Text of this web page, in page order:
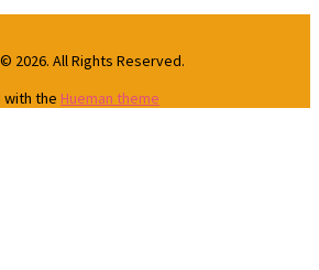
2026. All Rights Reserved.
with the Hueman theme